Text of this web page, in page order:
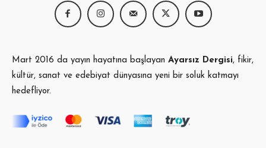
Mart 2016 da yayın hayatına başlayan Ayarsız Dergisi, fikir,
kültür, sanat ve edebiyat dünyasına yeni bir soluk katmayı
hedefliyor.